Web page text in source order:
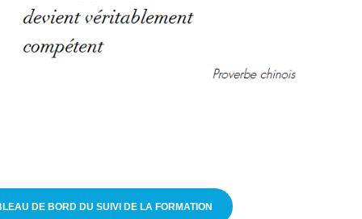
DE BORD DU SUIVI DE LA FORMATION